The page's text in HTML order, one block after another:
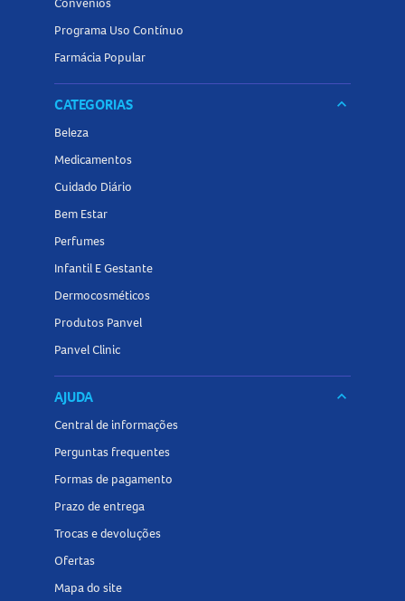
Programa Uso Contínuo
Farmácia Popular
CATEGORIAS keyboard_arrow_down
Beleza
Medicamentos
Cuidado Diário
Bem Estar
Perfumes
Infantil E Gestante
Dermocosméticos
Produtos Panvel
Panvel Clinic
AJUDA keyboard_arrow_down
Central de informações
Perguntas frequentes
Formas de pagamento
Prazo de entrega
Trocas e devoluções
Ofertas
Mapa do site